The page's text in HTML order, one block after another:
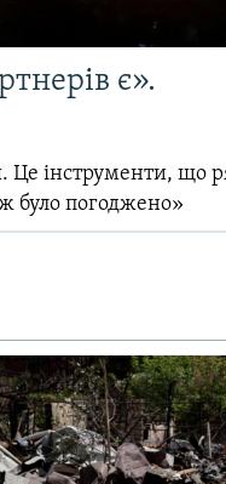
є».
Це інструменти, що
було погоджено»